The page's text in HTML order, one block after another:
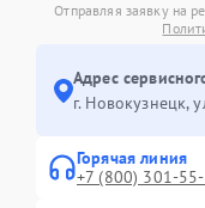
Отправляя заявку на
Адрес
г. Новокузнецк,
Горячая линия
+7 (800) 301-